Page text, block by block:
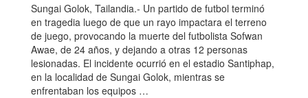
Sungai Golok, Tailandia.- Un partido de futbol terminó
en tragedia luego de que un rayo impactara el terreno
de juego, provocando la muerte del futbolista Sofwan
Awae, de 24 años, y dejando a otras 12 personas
lesionadas. El incidente ocurrió en el estadio Santiphap,
en la localidad de Sungai Golok, mientras se
enfrentaban los equipos …